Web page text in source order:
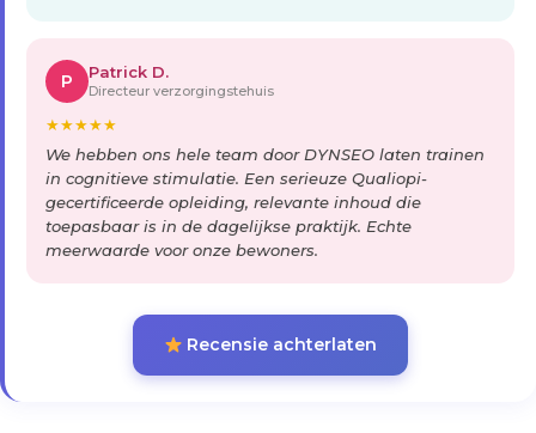
P Patrick D.
Directeur verzorgingstehuis
★★★★★
We hebben ons hele team door DYNSEO laten trainen
in cognitieve stimulatie. Een serieuze Qualiopi-
gecertificeerde opleiding, relevante inhoud die
toepasbaar is in de dagelijkse praktijk. Echte
meerwaarde voor onze bewoners.
Recensie achterlaten